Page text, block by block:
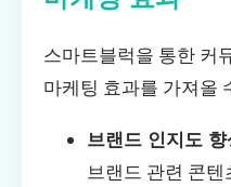
스마트블럭을 통한 커
마케팅 효과를 가져올
브랜드 인지도 향
브랜드 관련 콘